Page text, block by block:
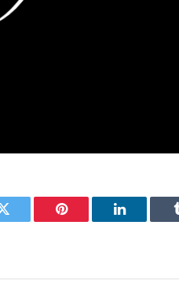
Twitter Pinterest LinkedIn